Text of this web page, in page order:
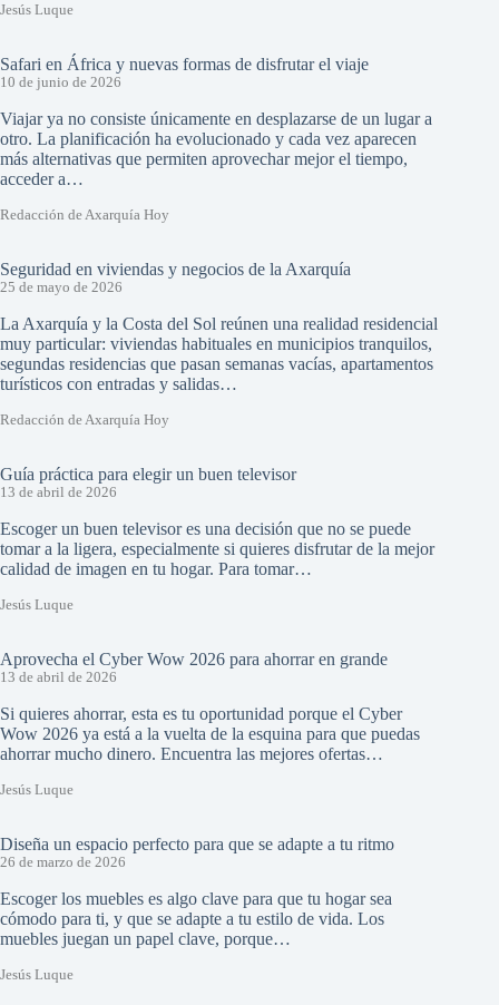
Jesús Luque
Safari en África y nuevas formas de disfrutar el viaje
10 de junio de 2026
Viajar ya no consiste únicamente en desplazarse de un lugar a
otro. La planificación ha evolucionado y cada vez aparecen
más alternativas que permiten aprovechar mejor el tiempo,
acceder a…
Redacción de Axarquía Hoy
Seguridad en viviendas y negocios de la Axarquía
25 de mayo de 2026
La Axarquía y la Costa del Sol reúnen una realidad residencial
muy particular: viviendas habituales en municipios tranquilos,
segundas residencias que pasan semanas vacías, apartamentos
turísticos con entradas y salidas…
Redacción de Axarquía Hoy
Guía práctica para elegir un buen televisor
13 de abril de 2026
Escoger un buen televisor es una decisión que no se puede
tomar a la ligera, especialmente si quieres disfrutar de la mejor
calidad de imagen en tu hogar. Para tomar…
Jesús Luque
Aprovecha el Cyber Wow 2026 para ahorrar en grande
13 de abril de 2026
Si quieres ahorrar, esta es tu oportunidad porque el Cyber
Wow 2026 ya está a la vuelta de la esquina para que puedas
ahorrar mucho dinero. Encuentra las mejores ofertas…
Jesús Luque
Diseña un espacio perfecto para que se adapte a tu ritmo
26 de marzo de 2026
Escoger los muebles es algo clave para que tu hogar sea
cómodo para ti, y que se adapte a tu estilo de vida. Los
muebles juegan un papel clave, porque…
Jesús Luque